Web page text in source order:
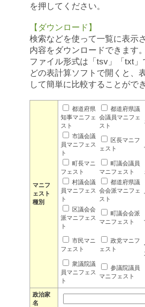
を押してください。
【ダウンロード】
検索などを使って一覧に表示
内容をダウンロードできます。
ファイル形式は「tsv」「txt」
どの表計算ソフトで開くと、
して簡単に比較することがで
マニフ
ェスト
種別
都道府県
知事マニフェ
スト
都道府県議
会議員マニフェ
スト
市議会議
員マニフェス
ト
区長マニフ
ェスト
町長マニ
フェスト
町議会議員
マニフェスト
村議会議
員マニフェス
ト
都道府県議
会会派マニフェ
スト
区議会会
派マニフェス
ト
町議会会派
マニフェスト
市民マニ
フェスト
政党マニフ
ェスト
衆議院議
員マニフェス
ト
参議院議員
マニフェスト
政治家
名